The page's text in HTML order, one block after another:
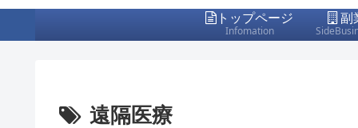
トップページ
Infomation
副
遠隔医療